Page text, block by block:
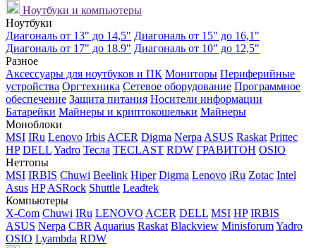
Ноутбуки и компьютеры
Ноутбуки
Диагональ от 13" до 14,5" Диагональ от 15" до 16,1"
Диагональ от 17" до 18.9" Диагональ от 10" до 12,5"
Разное
Аксессуары для ноутбуков и ПК Мониторы Периферийные
устройства Оргтехника Сетевое оборудование Программное
обеспечение Защита питания Носители информации
Батарейки Майнеры и криптокошельки Майнеры
Моноблоки
MSI IRu Lenovo Irbis ACER Digma Nerpa ASUS Raskat Prittec
HP DELLYadro Тесла TECLAST RDW ГРАВИТОН OSIO
Неттопы
MSI IRBIS Chuwi Beelink Hiper Digma Lenovo iRu Zotac Intel
Asus HP ASRock Shuttle Leadtek
Компьютеры
X-Com Chuwi IRu LENOVO ACER DELL MSI HP IRBIS
ASUS Nerpa CBR Aquarius Raskat Blackview MinisforumYadro
OSIO Lyambda RDW